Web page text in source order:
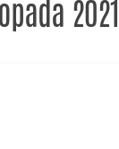
2021